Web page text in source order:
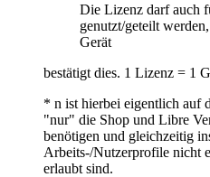
Die Lizenz darf auch
genutzt/geteilt
Gerät
bestätigt dies. 1 Lizenz = 1
* n ist hierbei eigentlich auf
"nur" die Shop und Libre
benötigen und gleichzeitig
Arbeits-/Nutzerprofile nicht
erlaubt sind.